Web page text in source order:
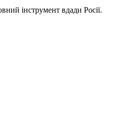
інструмент вдади Росії.